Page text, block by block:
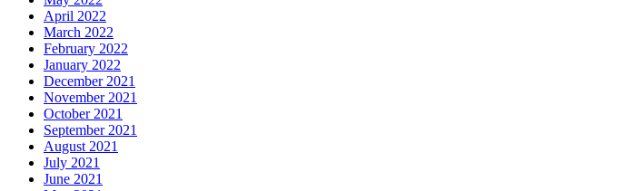
April 2022
March 2022
February 2022
January 2022
December 2021
November 2021
October 2021
September 2021
August 2021
July 2021
June 2021